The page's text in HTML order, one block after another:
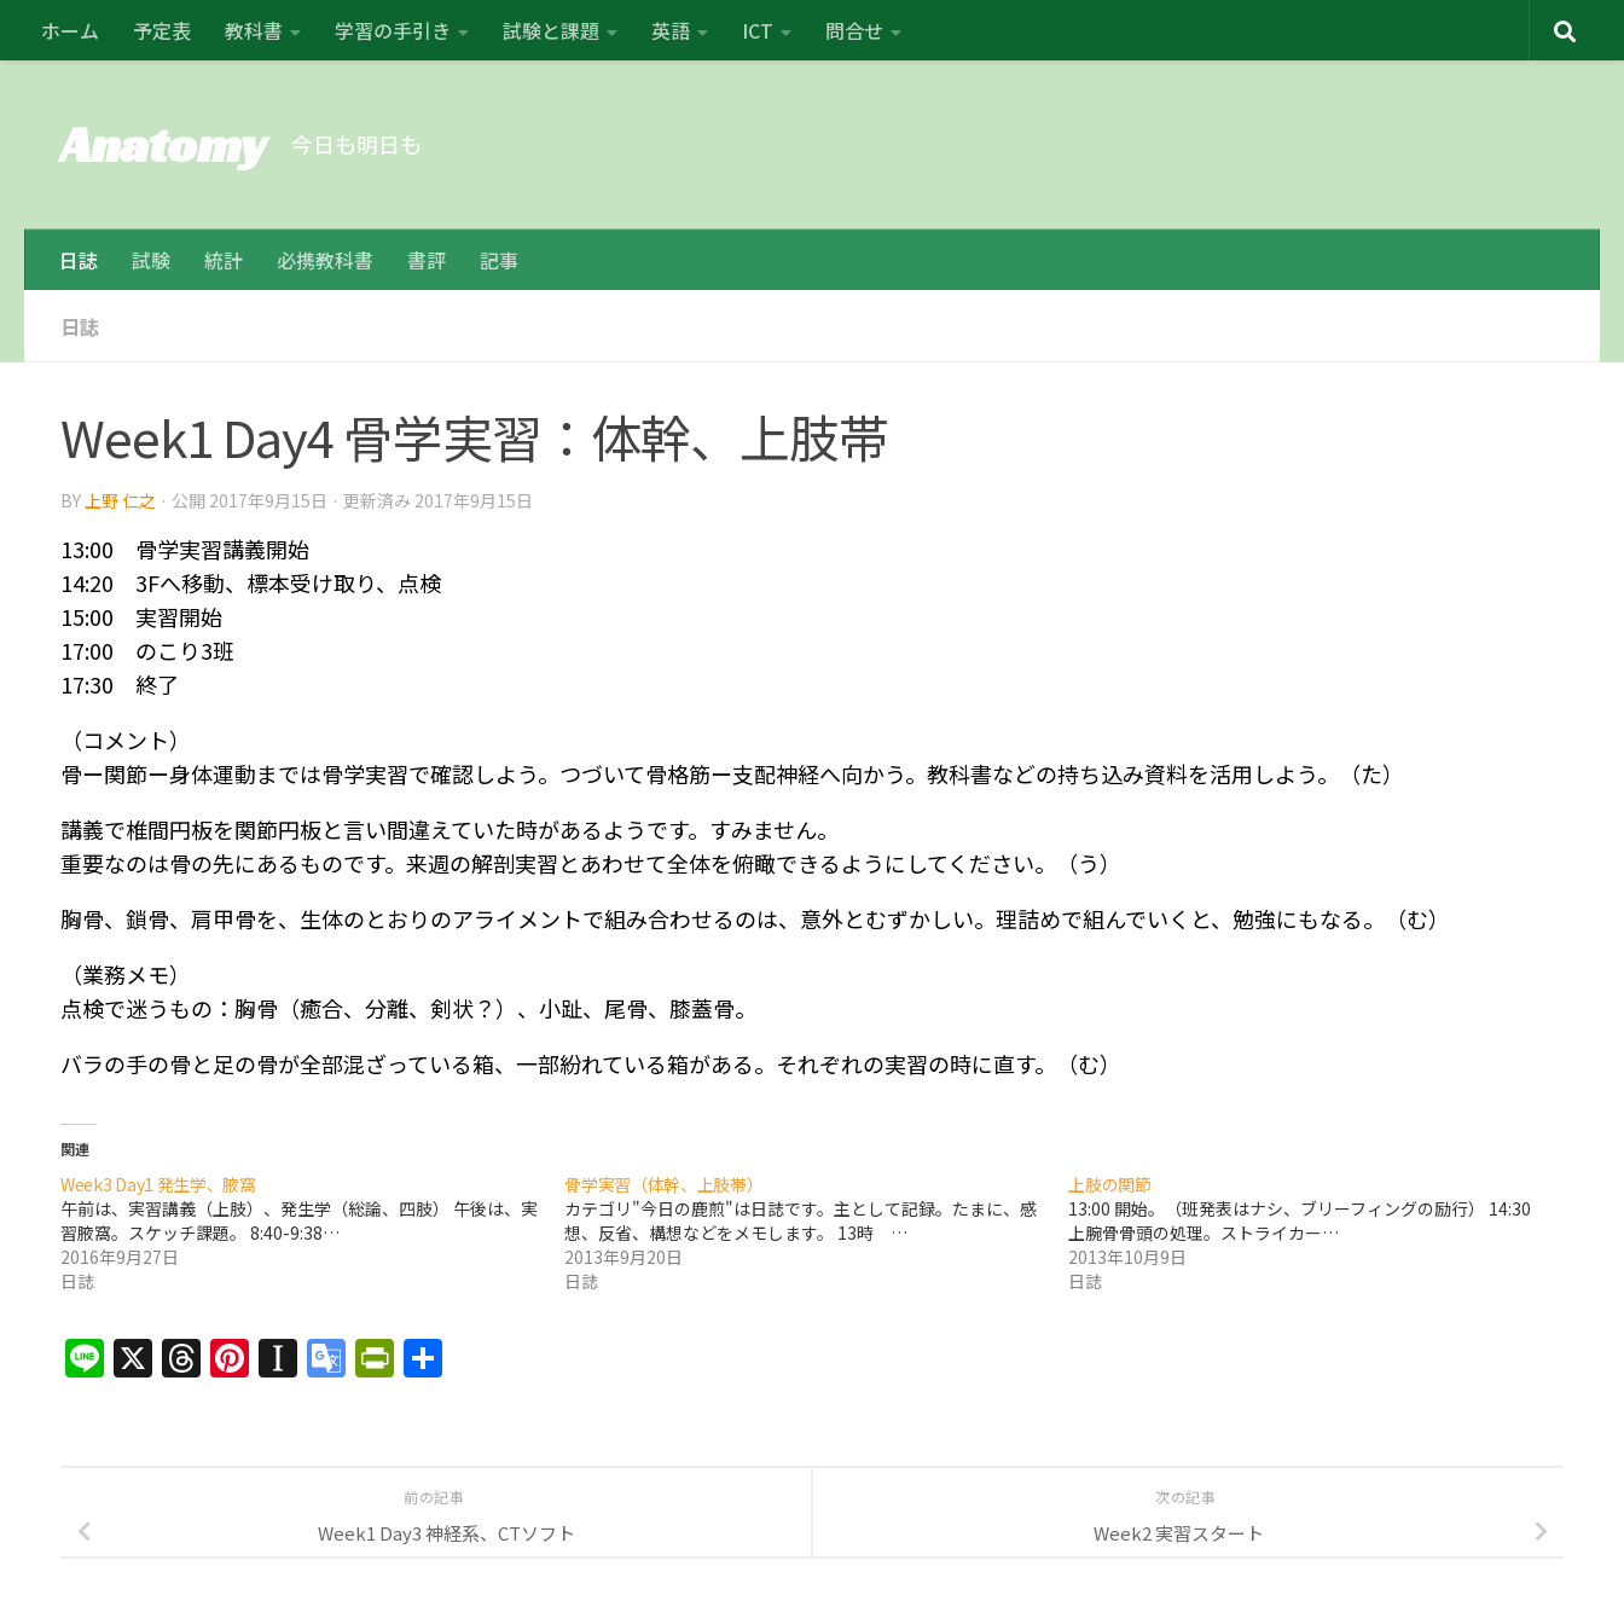
コンテンツの下
ホーム 予定表 教科書 学習の手引き 試験と課題 英語 ICT 問合せ
Anatomy 今日も明日も
日誌 試験 統計 必携教科書 書評 記事
日誌
Week1 Day4 骨学実習：体幹、上肢帯
BY上野 仁之 · 公開 2017年9月15日 · 更新済み 2017年9月15日
13:00 骨学実習講義開始
14:20 3Fへ移動、標本受け取り、点検
15:00 実習開始
17:00 のこり3班
17:30 終了
（コメント）
骨ー関節ー身体運動までは骨学実習で確認しよう。つづいて骨格筋ー支配神経へ向かう。教科書などの持ち込み資料を活用しよう。（た）
講義で椎間円板を関節円板と言い間違えていた時があるようです。すみません。
重要なのは骨の先にあるものです。来週の解剖実習とあわせて全体を俯瞰できるようにしてください。（う）
胸骨、鎖骨、肩甲骨を、生体のとおりのアライメントで組み合わせるのは、意外とむずかしい。理詰めで組んでいくと、勉強にもなる。（む）
（業務メモ）
点検で迷うもの：胸骨（癒合、分離、剣状？）、小趾、尾骨、膝蓋骨。
バラの手の骨と足の骨が全部混ざっている箱、一部紛れている箱がある。それぞれの実習の時に直す。（む）
関連
Week3 Day1 発生学、腋窩
午前は、実習講義（上肢）、発生学（総論、四肢） 午後は、実
習腋窩。スケッチ課題。 8:40-9:38…
2016年9月27日
日誌
骨学実習（体幹、上肢帯）
カテゴリ"今日の鹿煎"は日誌です。主として記録。たまに、感
想、反省、構想などをメモします。 13時 …
2013年9月20日
日誌
上肢の関節
13:00 開始。（班発表はナシ、ブリーフィングの励行） 14:30
上腕骨骨頭の処理。ストライカー…
2013年10月9日
日誌
Line
X Threads
Pinterest
Instapaper
GooglePrintFriendly
次の記事
Week2 実習スタート
前の記事
Week1 Day3 神経系、CTソフト